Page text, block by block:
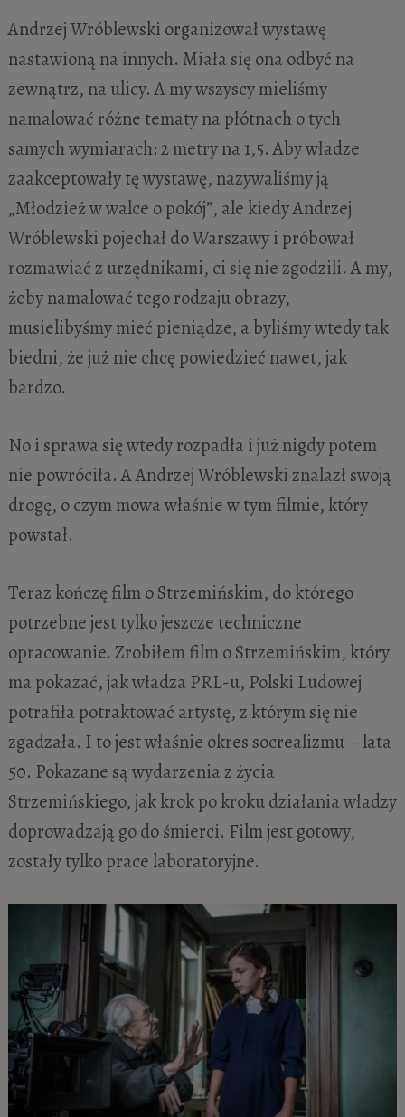
Andrzej Wróblewski organizował wystawę
nastawioną na innych. Miała się ona odbyć na
zewnątrz, na ulicy. A my wszyscy mieliśmy
namalować różne tematy na płótnach o tych
samych wymiarach: 2 metry na 1,5. Aby władze
zaakceptowały tę wystawę, nazywaliśmy ją
„Młodzież w walce o pokój”, ale kiedy Andrzej
Wróblewski pojechał do Warszawy i próbował
rozmawiać z urzędnikami, ci się nie zgodzili. A my,
żeby namalować tego rodzaju obrazy,
musielibyśmy mieć pieniądze, a byliśmy wtedy tak
biedni, że już nie chcę powiedzieć nawet, jak
bardzo.
No i sprawa się wtedy rozpadła i już nigdy potem
nie powróciła. A Andrzej Wróblewski znalazł swoją
drogę, o czym mowa właśnie w tym filmie, który
powstał.
Teraz kończę film o Strzemińskim, do którego
potrzebne jest tylko jeszcze techniczne
opracowanie. Zrobiłem film o Strzemińskim, który
ma pokazać, jak władza PRL-u, Polski Ludowej
potrafiła potraktować artystę, z którym się nie
zgadzała. I to jest właśnie okres socrealizmu – lata
50. Pokazane są wydarzenia z życia
Strzemińskiego, jak krok po kroku działania władzy
doprowadzają go do śmierci. Film jest gotowy,
zostały tylko prace laboratoryjne.